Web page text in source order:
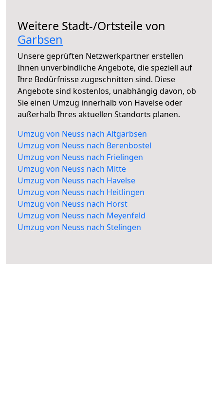
Weitere Stadt-/Ortsteile von
Garbsen
Unsere geprüften Netzwerkpartner erstellen
Ihnen unverbindliche Angebote, die speziell auf
Ihre Bedürfnisse zugeschnitten sind. Diese
Angebote sind kostenlos, unabhängig davon, ob
Sie einen Umzug innerhalb von Havelse oder
außerhalb Ihres aktuellen Standorts planen.
Umzug von Neuss nach Altgarbsen
Umzug von Neuss nach Berenbostel
Umzug von Neuss nach Frielingen
Umzug von Neuss nach Mitte
Umzug von Neuss nach Havelse
Umzug von Neuss nach Heitlingen
Umzug von Neuss nach Horst
Umzug von Neuss nach Meyenfeld
Umzug von Neuss nach Stelingen